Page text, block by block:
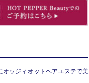
オッジィオットヘアエステで美